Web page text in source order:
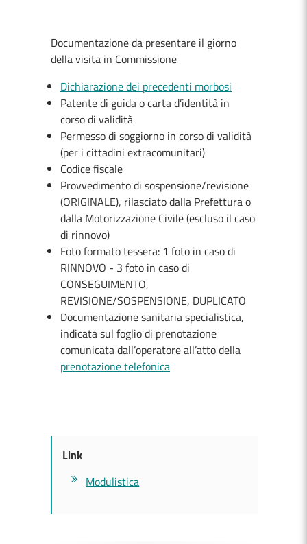
Documentazione da presentare il giorno
della visita in Commissione
Dichiarazione dei precedenti morbosi
Patente di guida o carta d’identità in
corso di validità
Permesso di soggiorno in corso di validità
(per i cittadini extracomunitari)
Codice fiscale
Provvedimento di sospensione/revisione
(ORIGINALE), rilasciato dalla Prefettura o
dalla Motorizzazione Civile (escluso il caso
di rinnovo)
Foto formato tessera: 1 foto in caso di
RINNOVO - 3 foto in caso di
CONSEGUIMENTO,
REVISIONE/SOSPENSIONE, DUPLICATO
Documentazione sanitaria specialistica,
indicata sul foglio di prenotazione
comunicata dall’operatore all’atto della
prenotazione telefonica
Link
Modulistica